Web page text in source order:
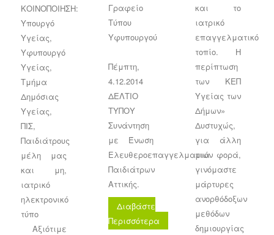
ΚΟΙΝΟΠΟΙΗΣΗ:
Υπουργό
Υγείας,
Υφυπουργό
Υγείας,
Τμήμα
Δημόσιας
Υγείας,
ΠΙΣ,
Παιδιάτρους
μέλη μας
και μη,
ιατρικό
ηλεκτρονικό
τύπο​
Αξιότιμε
Γραφείο
Τύπου
Υφυπουργού
Πέμπτη,
4.12.2014
ΔΕΛΤΙΟ
ΤΥΠΟΥ
Συνάντηση
με Ένωση
Ελευθεροεπαγγελματιών
Παιδιάτρων
Αττικής.
Διαβάστε
Περισσότερα
και το
ιατρικό
επαγγελματικό
τοπίο. Η
περίπτωση
των ΚΕΠ
Υγείας των
Δήμων»
Δυστυχώς,
για άλλη
μια φορά,
γινόμαστε
μάρτυρες
ανορθόδοξων
μεθόδων
δημιουργίας